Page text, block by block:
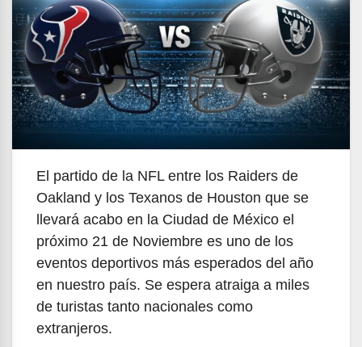
El partido de la NFL entre los Raiders de
Oakland y los Texanos de Houston que se
llevará acabo en la Ciudad de México el
próximo 21 de Noviembre es uno de los
eventos deportivos más esperados del año
en nuestro país. Se espera atraiga a miles
de turistas tanto nacionales como
extranjeros.